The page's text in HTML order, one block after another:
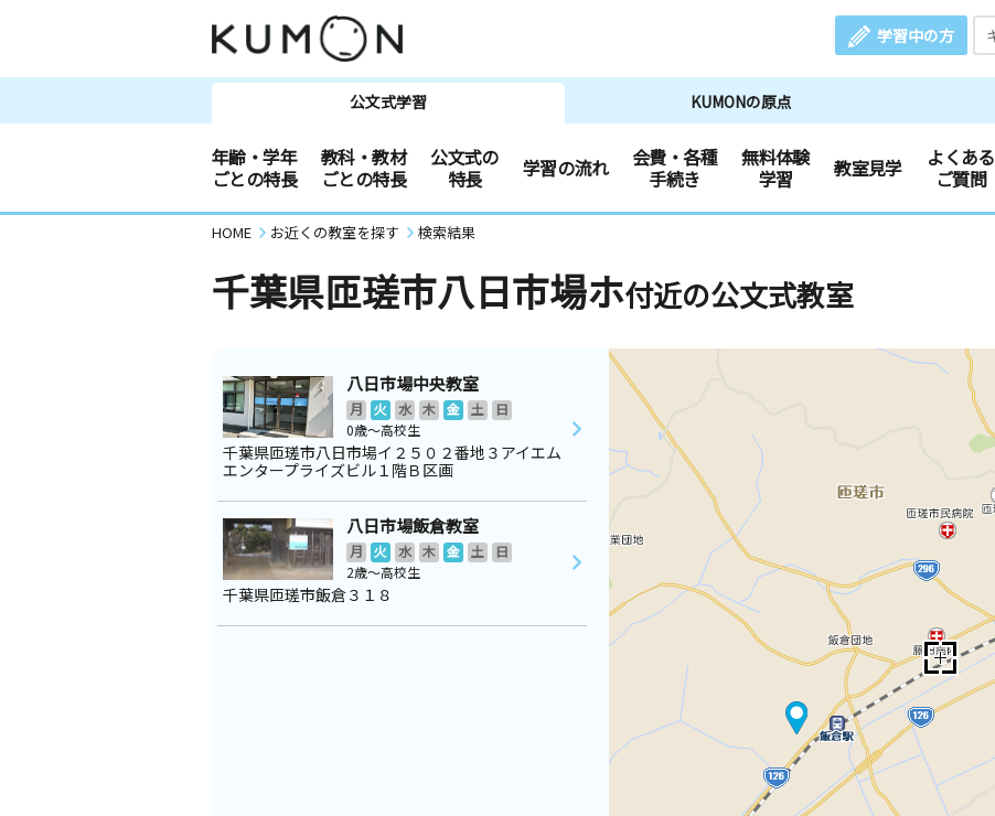
学習中の方
公文式学習 KUMONの原点
年齢・学年
ごとの特長
教科・教材
ごとの特長
公文式の
特長
学習の流れ
会費・各種
手続き
無料体験
学習
教室見学
よくある
ご質問
HOME お近くの教室を探す 検索結果
千葉県匝瑳市八日市場ホ付近の公文式教室
八日市場中央教室
月 火 水 木 金 土
日
0歳～高校生
千葉県匝瑳市八日市場イ２５０２番地３アイエム
エンタープライズビル１階Ｂ区画
八日市場飯倉教室
月 火 水 木 金 土
日
2歳～高校生
千葉県匝瑳市飯倉３１８